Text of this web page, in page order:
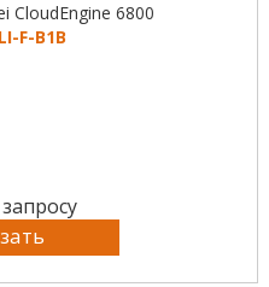
CloudEngine 6800
F-B1B